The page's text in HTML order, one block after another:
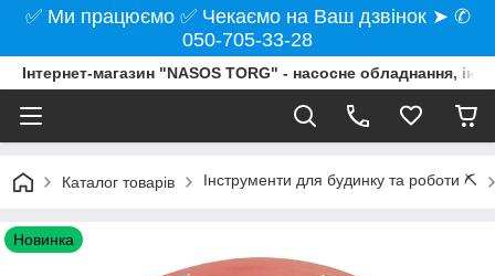
✅ Ми працюємо ✅ Чекаємо на Ваш дзвінок ➤ ✆
050-705-33-28
Інтернет-магазин "NASOS TORG" - насосне обладнання,
Каталог товарів Інструменти для будинку та роботи ⛏️
Новинка